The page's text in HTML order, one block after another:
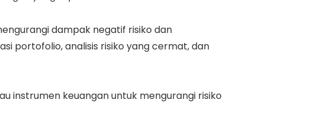
dampak negatif risiko dan
portofolio, analisis risiko yang cermat, dan
instrumen keuangan untuk mengurangi risiko